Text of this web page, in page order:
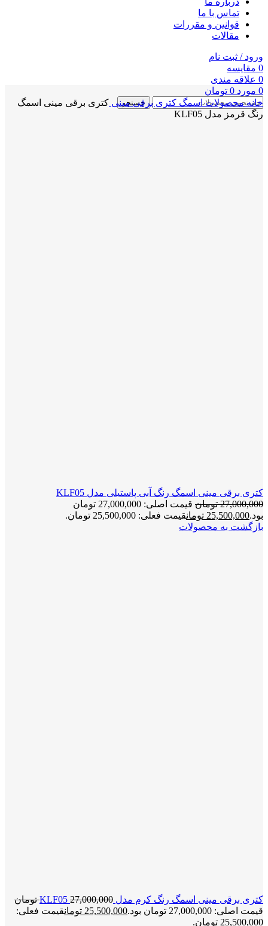
تماس با ما
قوانین و مقررات
مقالات
ورود / ثبت نام
0 مقايسه
0 علاقه مندی
0 مورد 0 تومان
جستجو خانهمحصولات اسمگ کتری برقی مینی کتری برقی مینی اسمگ
رنگ قرمز مدل KLF05
کتری برقی مینی اسمگ رنگ آبی پاستیلی مدل KLF05
27,000,000 تومان
قیمت اصلی: 27,000,000 تومان
بود.25,500,000 تومانقیمت فعلی: 25,500,000 تومان.
بازگشت به محصولات
کتری برقی مینی اسمگ رنگ کرم مدل KLF05 27,000,000
تومان
قیمت اصلی: 27,000,000 تومان بود.
25,500,000 تومانقیمت فعلی:
25,500,000 تومان.